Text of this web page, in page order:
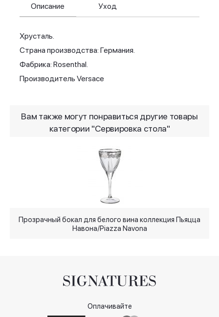
Описание
Хрусталь.
Страна производства: Германия.
Фабрика: Rosenthal.
Производитель Versace
Уход
Вам также могут понравиться другие товары
категории "Сервировка стола"
Прозрачный бокал для белого вина коллекция Пьяцца
Навона/Piazza Navona
Оплачивайте